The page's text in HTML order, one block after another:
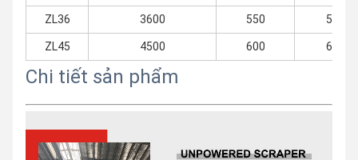
ZL36 3600 550 5,5
ZL45 4500 600 6,5
Chi tiết sản phẩm